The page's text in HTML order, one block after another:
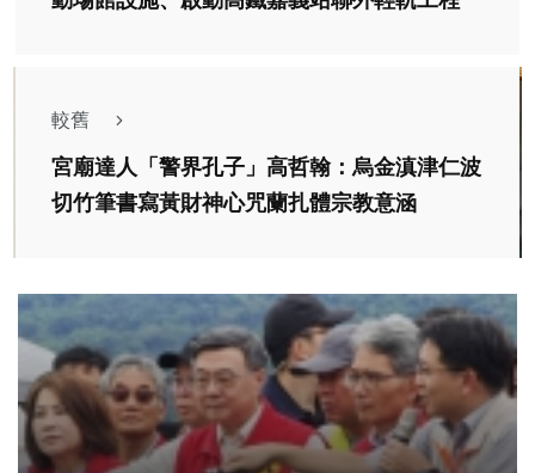
較舊
宮廟達人「警界孔子」高哲翰：烏金滇津仁波
切竹筆書寫黃財神心咒蘭扎體宗教意涵